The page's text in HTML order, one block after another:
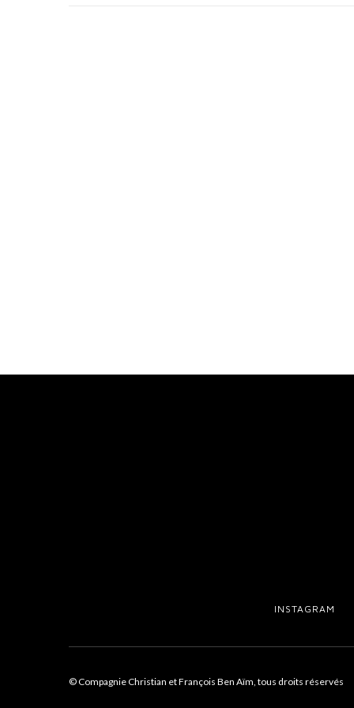
INSTAGRAM
© Compagnie Christian et François Ben Aïm, tous droits réservés